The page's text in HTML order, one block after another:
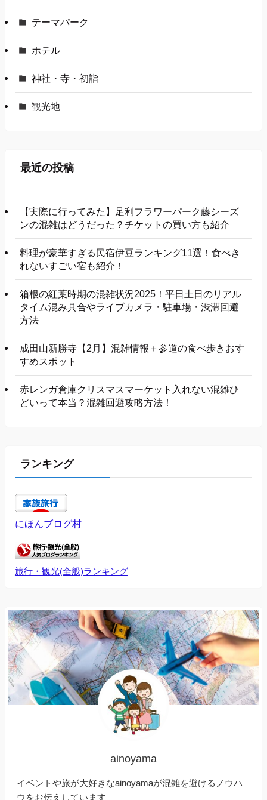
テーマパーク
ホテル
神社・寺・初詣
観光地
最近の投稿
【実際に行ってみた】足利フラワーパーク藤シーズ
ンの混雑はどうだった？チケットの買い方も紹介
料理が豪華すぎる民宿伊豆ランキング11選！食べき
れないすごい宿も紹介！
箱根の紅葉時期の混雑状況2025！平日土日のリアル
タイム混み具合やライブカメラ・駐車場・渋滞回避
方法
成田山新勝寺【2月】混雑情報＋参道の食べ歩きおす
すめスポット
赤レンガ倉庫クリスマスマーケット入れない混雑ひ
どいって本当？混雑回避攻略方法！
ランキング
にほんブログ村
旅行・観光(全般)ランキング
ainoyama
イベントや旅が大好きなainoyamaが混雑を避けるノウハ
ウをお伝えしています